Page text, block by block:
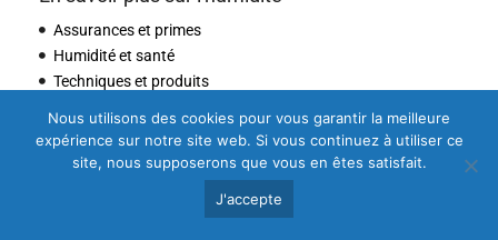
Assurances et primes
Humidité et santé
Techniques et produits
Nous utilisons des cookies pour vous garantir la meilleure
expérience sur notre site web. Si vous continuez à utiliser ce
site, nous supposerons que vous en êtes satisfait.
J'accepte